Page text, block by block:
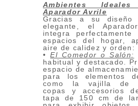
Ambientes
Aparador Avrile
Gracias a su diseño
elegante, el
integra perfectamente
espacios del hogar,
aire de calidez y orden:
•El Comedor o Salón:
habitual y destacado.
espacio de
para los elementos
como la vajilla de
copas y accesorios
tapa de 150 cm de